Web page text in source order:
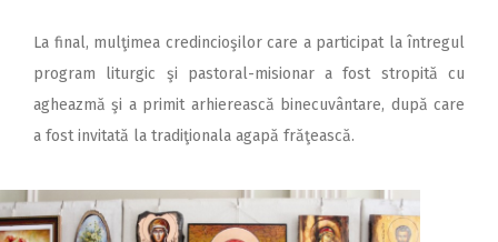
La final, mulţimea credincioşilor care a participat la întregul
program liturgic şi pastoral-misionar a fost stropită cu
agheazmă şi a primit arhierească binecuvântare, după care
a fost invitată la tradiţionala agapă frăţească.